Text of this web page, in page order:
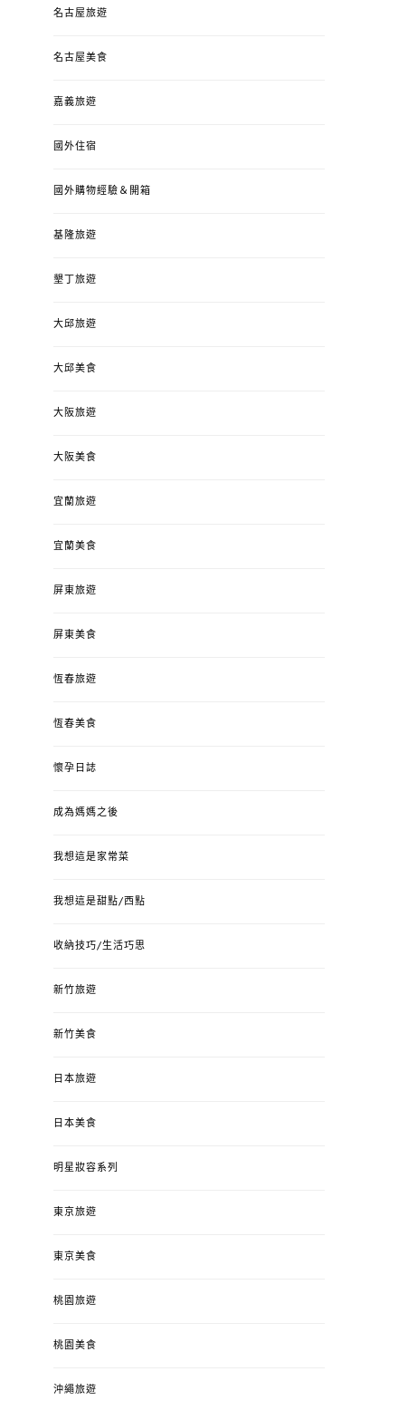
名古屋旅遊
名古屋美食
嘉義旅遊
國外住宿
國外購物經驗＆開箱
基隆旅遊
墾丁旅遊
大邱旅遊
大邱美食
大阪旅遊
大阪美食
宜蘭旅遊
宜蘭美食
屏東旅遊
屏東美食
恆春旅遊
恆春美食
懷孕日誌
成為媽媽之後
我想這是家常菜
我想這是甜點/西點
收納技巧/生活巧思
新竹旅遊
新竹美食
日本旅遊
日本美食
明星妝容系列
東京旅遊
東京美食
桃園旅遊
桃園美食
沖繩旅遊